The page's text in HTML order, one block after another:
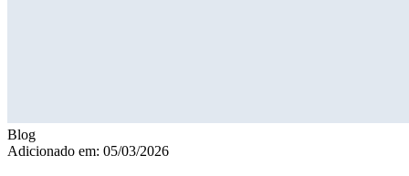
Blog
Adicionado em: 05/03/2026